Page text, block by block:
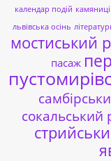
календар подій камяниці
львівська осінь
мостиський
пасаж
сокальський